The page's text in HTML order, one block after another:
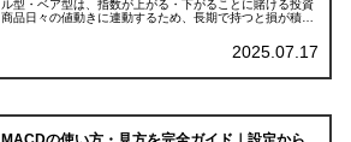
ル型・ベア型は、指数が上がる・下がることに賭ける投資
商品日々の値動きに連動するため、長期で持つと損が積み
2025.07.17